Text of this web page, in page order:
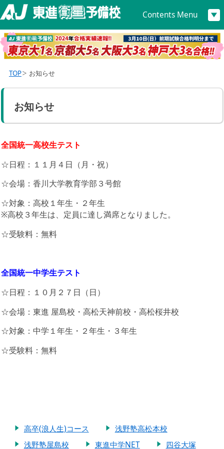
Contents Menu
TOP お知らせ
お知らせ
全国統一高校生テスト
☆日程：１１月４日（月・祝）
☆会場：香川大学教育学部３号館
☆対象：高校１年生・２年生
※高校３年生は、定員に達し満席となりました。
☆受験料：無料
全国統一中学生テスト
☆日程：１０月２７日（日）
☆会場：東進 屋島校・高松天神前校・高松桜井校
☆対象：中学１年生・２年生・３年生
☆受験料：無料
高卒(浪人生)コース
浅野塾高松本校
浅野塾屋島校
東進中学NET 四谷大塚